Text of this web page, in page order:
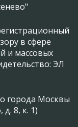
в сфере
и массовых
ЭЛ
города Москвы
д. 8, к. 1)